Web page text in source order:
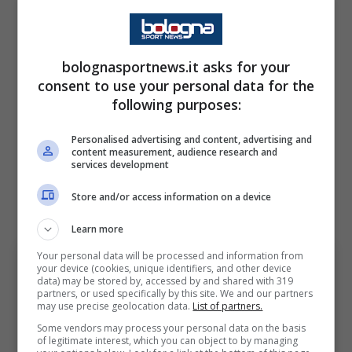
l’intesa per un terzo anno. Secondo le ultime
netti a stagione. A questa base fissa si
andranno ad aggiungere dei corposi bonus,
legati al raggiungimento di specifici obiettivi,
tra cui il raggiungimento della Champions
League, una competizione che manca da due
anni nella Milano rossonera.
bolognasportnews.it asks for your
consent to use your personal data for the
following purposes:
Personalised advertising and content, advertising and
content measurement, audience research and
services development
Store and/or access information on a device
Learn more
Your personal data will be processed and information from
your device (cookies, unique identifiers, and other device
data) may be stored by, accessed by and shared with 319
partners, or used specifically by this site. We and our partners
may use precise geolocation data. List of partners.
Some vendors may process your personal data on the basis
of legitimate interest, which you can object to by managing